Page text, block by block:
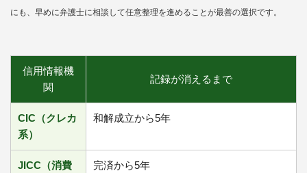
にも、早めに弁護士に相談して任意整理を進めることが最善の選択です。
信用情報機
関
記録が消えるまで
CIC（クレカ
系）
和解成立から5年
JICC（消費
完済から5年